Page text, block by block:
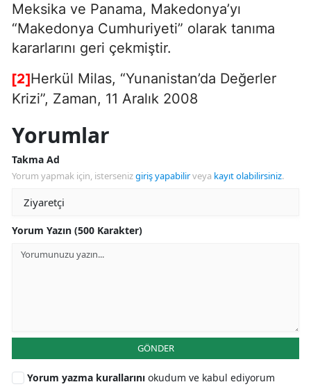
Meksika ve Panama, Makedonya’yı
“Makedonya Cumhuriyeti” olarak tanıma
kararlarını geri çekmiştir.
[2] Herkül Milas, “Yunanistan’da Değerler
Krizi”, Zaman, 11 Aralık 2008
Yorumlar
Takma Ad
Yorum yapmak için, istersenizgiriş yapabilirveya kayıt olabilirsiniz.
Yorum Yazın (500 Karakter)
GÖNDER
Yorum yazma kurallarını okudum ve kabul ediyorum